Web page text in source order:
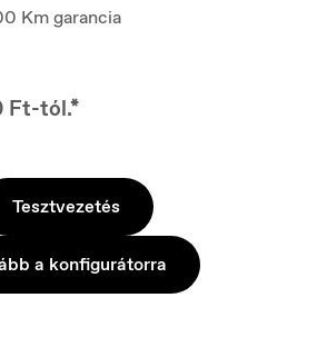
Km garancia
Ft-tól.*
Tesztvezetés
a konfigurátorra